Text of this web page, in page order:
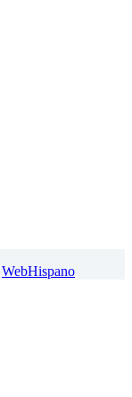
WebHispano